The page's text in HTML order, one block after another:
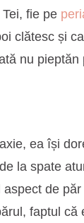
fie pe
clătesc și
nu
ea își
la spate
de
faptul